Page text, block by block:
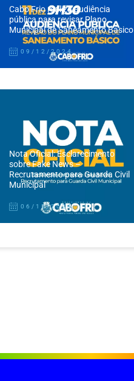
Cabo Frio realiza audiência
pública para revisar Plano
Municipal de Saneamento Básico
09/12/2024
Nota Oficial: Esclarecimento
sobre Fake News –
Recrutamento para Guarda Civil
Municipal
06/12/2024